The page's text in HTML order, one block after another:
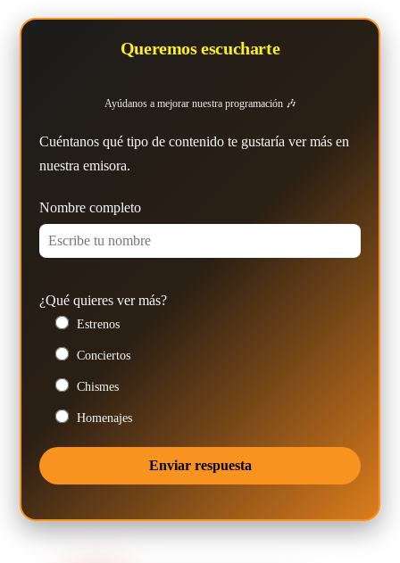
Queremos escucharte
Ayúdanos a mejorar nuestra programación 🎶
Cuéntanos qué tipo de contenido te gustaría ver más en
nuestra emisora.
Nombre completo
¿Qué quieres ver más?
Estrenos
Conciertos
Chismes
Homenajes